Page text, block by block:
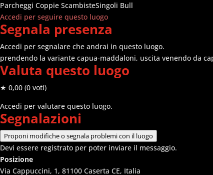
Parcheggi Coppie ScambisteSingoli Bull
Accedi per seguire questo luogo
Segnala presenza
Accedi per segnalare che andrai in questo luogo.
prendendo la variante capua-maddaloni, uscita venendo da
Valuta questo luogo
★ 0,00 (0 voti)
Accedi per valutare questo luogo.
Segnalazioni
Proponi modifiche o segnala problemi con il luogo
Devi essere registrato per poter inviare il messaggio.
Posizione
Via Cappuccini, 1, 81100 Caserta CE, Italia